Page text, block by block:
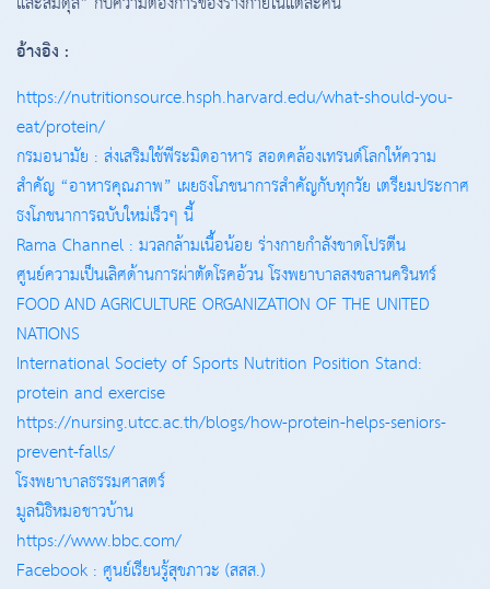
อ้างอิง :
https://nutritionsource.hsph.harvard.edu/what-should-you-
eat/protein/
กรมอนามัย : ส่งเสริมใช้พีระมิดอาหาร สอดคล้องเทรนด์โลกให้ความ
สำคัญ “อาหารคุณภาพ” เผยธงโภชนาการสำคัญกับทุกวัย เตรียมประกาศ
ธงโภชนาการฉบับใหม่เร็วๆ นี้
Rama Channel : มวลกล้ามเนื้อน้อย ร่างกายกำลังขาดโปรตีน
ศูนย์ความเป็นเลิศด้านการผ่าตัดโรคอ้วน โรงพยาบาลสงขลานครินทร์
FOOD AND AGRICULTURE ORGANIZATION OF THE UNITED
NATIONS
International Society of Sports Nutrition Position Stand:
protein and exercise
https://nursing.utcc.ac.th/blogs/how-protein-helps-seniors-
prevent-falls/
โรงพยาบาลธรรมศาสตร์
มูลนิธิหมอชาวบ้าน
https://www.bbc.com/
Facebook : ศูนย์เรียนรู้สุขภาวะ (สสส.)